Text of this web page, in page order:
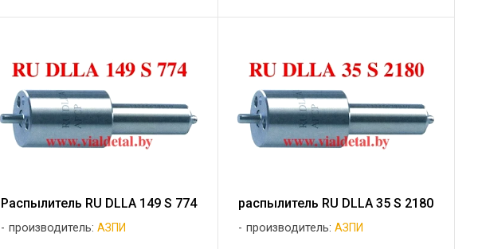
Аналог распылителя ...
Распылитель RU DLLA 149 S 774
производитель:АЗПИ
распылитель RU DLLA 35 S 2180
производитель: АЗПИ